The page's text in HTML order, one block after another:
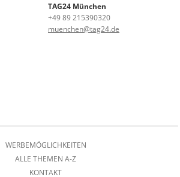
TAG24 München
+49 89 215390320
muenchen@tag24.de
WERBEMÖGLICHKEITEN
ALLE THEMEN A-Z
KONTAKT